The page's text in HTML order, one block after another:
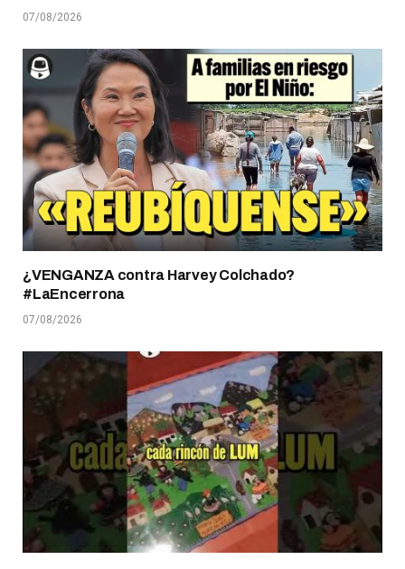
07/08/2026
¿VENGANZA contra Harvey Colchado?
#LaEncerrona
07/08/2026